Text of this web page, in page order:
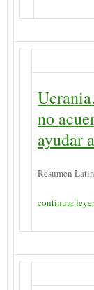
no
ayudar
Resumen
continuar